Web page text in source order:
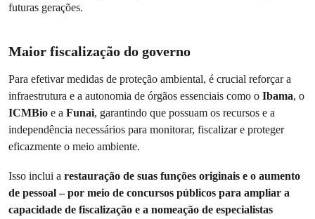
futuras gerações.
Maior fiscalização do governo
Para efetivar medidas de proteção ambiental, é crucial reforçar a
infraestrutura e a autonomia de órgãos essenciais como o Ibama, o
ICMBio e a Funai, garantindo que possuam os recursos e a
independência necessários para monitorar, fiscalizar e proteger
eficazmente o meio ambiente.
Isso inclui a restauração de suas funções originais e o aumento
de pessoal – por meio de concursos públicos para ampliar a
capacidade de fiscalização e a nomeação de especialistas